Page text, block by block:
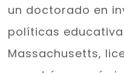
un doctorado en
políticas
Massachusetts,